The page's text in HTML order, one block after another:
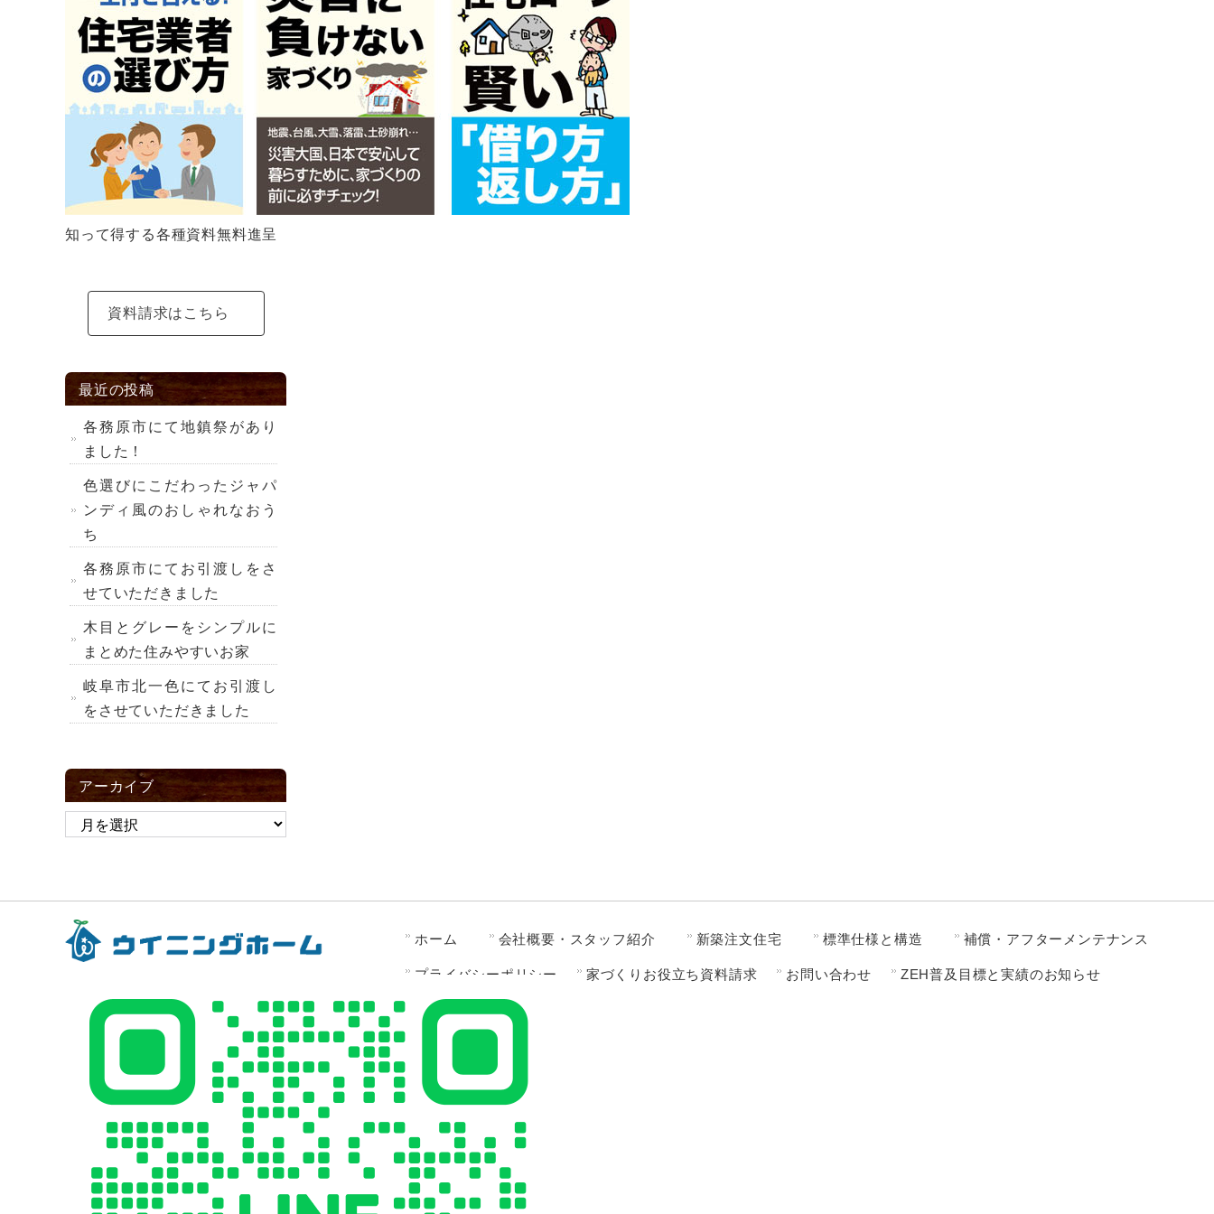
知って得する各種資料無料進呈
資料請求はこちら
最近の投稿
各務原市にて地鎮祭があり
ました！
色選びにこだわったジャパ
ンディ風のおしゃれなおう
ち
各務原市にてお引渡しをさ
せていただきました
木目とグレーをシンプルに
まとめた住みやすいお家
岐阜市北一色にてお引渡し
をさせていただきました
アーカイブ
ブ
ホーム
会社概要・スタッフ紹介 新築注文住宅 標準仕様と構造 補償・アフターメンテナンス
プライバシーポリシー 家づくりお役立ち資料請求 お問い合わせ ZEH普及目標と実績のお知らせ